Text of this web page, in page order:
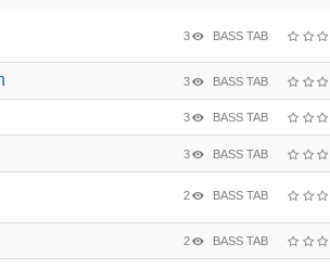
3 BASS TAB
3 BASS TAB
3 BASS TAB
3 BASS TAB
2 BASS TAB
2 BASS TAB